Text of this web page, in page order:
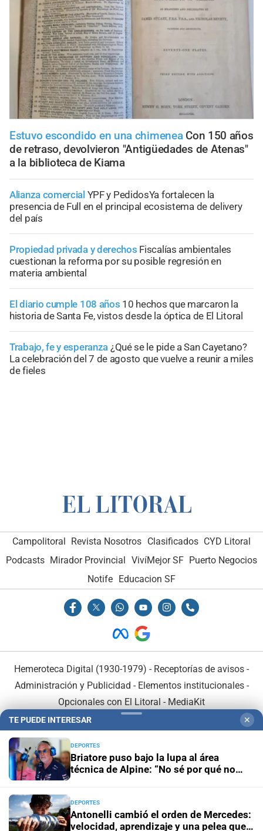
Estuvo escondido en una chimenea Con 150 años
de retraso, devolvieron "Antigüedades de Atenas"
a la biblioteca de Kiama
Alianza comercial YPF y PedidosYa fortalecen la
presencia de Full en el principal ecosistema de delivery
del país
Propiedad privada y derechos Fiscalías ambientales
cuestionan la reforma por su posible regresión en
materia ambiental
El diario cumple 108 años 10 hechos que marcaron la
historia de Santa Fe, vistos desde la óptica de El Litoral
Trabajo, fe y esperanza ¿Qué se le pide a San Cayetano?
La celebración del 7 de agosto que vuelve a reunir a miles
de fieles
Campolitoral Revista Nosotros Clasificados CYD Litoral
Podcasts Mirador Provincial VivíMejor SF Puerto Negocios
Notife Educacion SF
Hemeroteca Digital (1930-1979) - Receptorías de avisos -
Administración y Publicidad - Elementos institucionales-
Opcionales con El Litoral - MediaKit
En Asociación con:
TE PUEDE INTERESAR ✕
DEPORTES
Briatore puso bajo la lupa al área
técnica de Alpine: “No sé por qué no
DEPORTES
Antonelli cambió el orden de Mercedes:
velocidad, aprendizaje y una pelea que